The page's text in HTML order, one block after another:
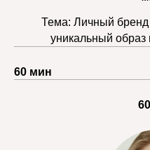
Тема: Личный бренд
уникальный образ
60 мин